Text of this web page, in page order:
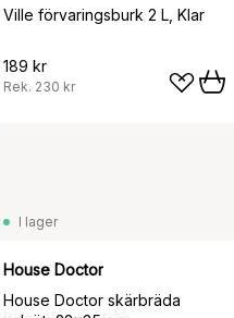
Ville förvaringsburk 2 L, Klar
189 kr
Rek. 230 kr
I lager
House Doctor
House Doctor skärbräda